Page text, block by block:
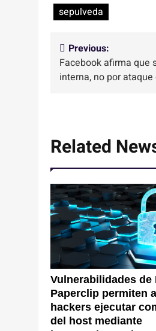
sepulveda
Navegación
de
Previous:
Facebook afirma que
interna, no por
Related
Vulnerabilidades de
Paperclip permiten
hackers ejecutar
del host mediante